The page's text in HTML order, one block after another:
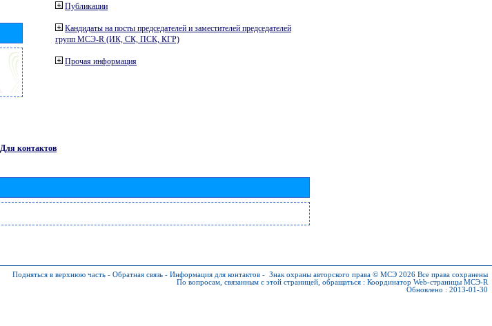
Публикации
Кандидаты на посты председателей и заместителей председателей
групп МСЭ-R (ИК, СК, ПСК, КГР)
Прочая информация
Для контактов
Подняться в верхнюю часть - Обратная связь - Информация для контактов - Знак охраны авторского права © МСЭ 2026 Все права сохранены
По вопросам, связанным с этой страницей, обращаться : Координатор Web-страницы МСЭ-R
Обновлено : 2013-01-30